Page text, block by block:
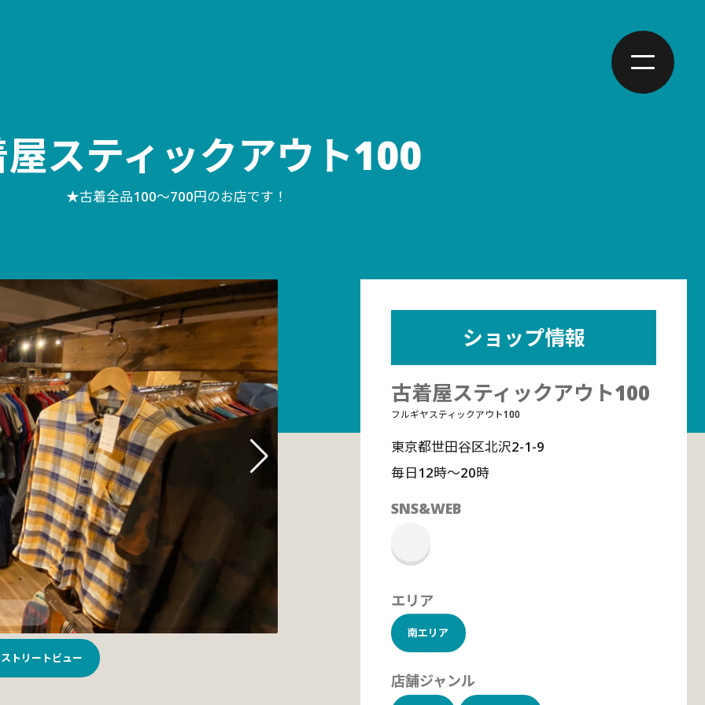
スティックアウト100
★古着全品100〜700円のお店です！
ストリートビュー
ショップ情報
古着屋スティックアウト100
フルギヤスティックアウト100
東京都世田谷区北沢2-1-9
毎日12時〜20時
SNS&WEB
エリア
南エリア
店舗ジャンル